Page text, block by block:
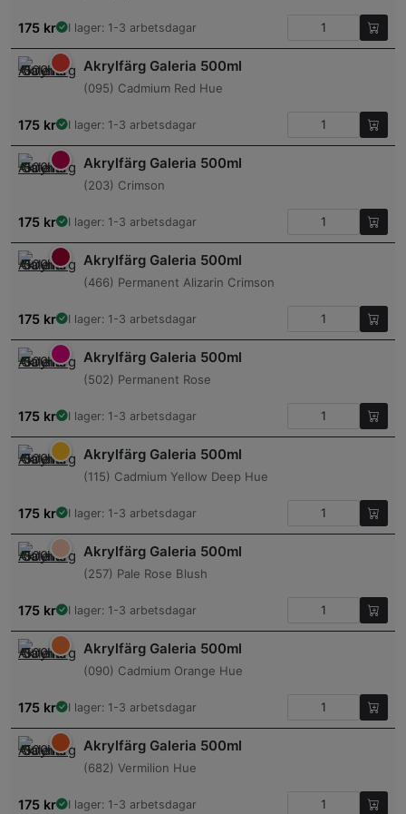
175 kr I lager: 1-3 arbetsdagar
Akrylfärg Galeria 500ml
(095) Cadmium Red Hue
175 kr I lager: 1-3 arbetsdagar
Akrylfärg Galeria 500ml
(203) Crimson
175 kr I lager: 1-3 arbetsdagar
Akrylfärg Galeria 500ml
(466) Permanent Alizarin Crimson
175 kr I lager: 1-3 arbetsdagar
Akrylfärg Galeria 500ml
(502) Permanent Rose
175 kr I lager: 1-3 arbetsdagar
Akrylfärg Galeria 500ml
(115) Cadmium Yellow Deep Hue
175 kr I lager: 1-3 arbetsdagar
Akrylfärg Galeria 500ml
(257) Pale Rose Blush
175 kr I lager: 1-3 arbetsdagar
Akrylfärg Galeria 500ml
(090) Cadmium Orange Hue
175 kr I lager: 1-3 arbetsdagar
Akrylfärg Galeria 500ml
(682) Vermilion Hue
175 kr I lager: 1-3 arbetsdagar